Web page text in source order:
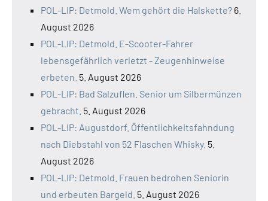
POL-LIP: Detmold. Wem gehört die Halskette? 6.
August 2026
POL-LIP: Detmold. E-Scooter-Fahrer
lebensgefährlich verletzt - Zeugenhinweise
erbeten. 5. August 2026
POL-LIP: Bad Salzuflen. Senior um Silbermünzen
gebracht. 5. August 2026
POL-LIP: Augustdorf. Öffentlichkeitsfahndung
nach Diebstahl von 52 Flaschen Whisky. 5.
August 2026
POL-LIP: Detmold. Frauen bedrohen Seniorin
und erbeuten Bargeld. 5. August 2026